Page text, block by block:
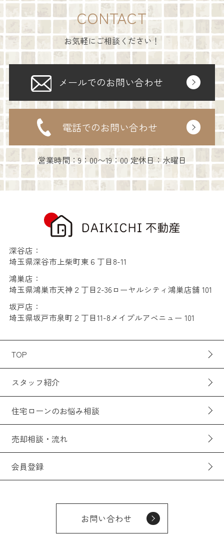
CONTACT
お気軽にご相談ください！
メールでのお問い合わせ
電話でのお問い合わせ
営業時間：9：00〜19：00 定休日：水曜日
深谷店：
埼玉県深谷市上柴町東６丁目8-11
鴻巣店：
埼玉県鴻巣市天神２丁目2-36ローヤルシティ鴻巣店舗 101
坂戸店：
埼玉県坂戸市泉町２丁目11-8メイプルアベニュー 101
TOP
スタッフ紹介
住宅ローンのお悩み相談
売却相談・流れ
会員登録
お問い合わせ